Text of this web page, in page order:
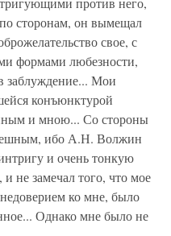
сторонам, он вымещал
свое, с
формами любезности,
заблуждение... Мои
конъюнктурой
и мною... Со стороны
ибо А.Н. Волжин
и очень тонкую
не замечал того, что мое
ко мне, было
Однако мне было не